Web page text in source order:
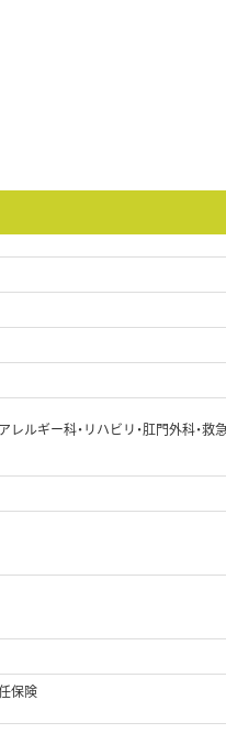
レルギー科・リハビリ・肛門外科・救
保険